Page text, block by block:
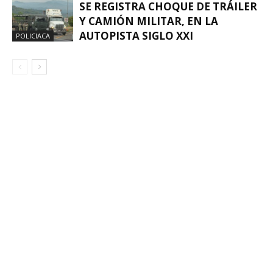
POLICIACA
SE REGISTRA CHOQUE DE TRÁILER
Y CAMIÓN MILITAR, EN LA
AUTOPISTA SIGLO XXI